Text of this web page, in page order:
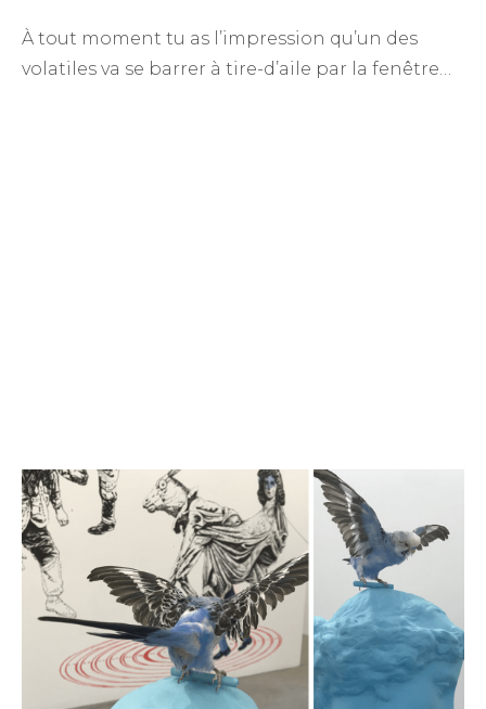
À tout moment tu as l’impression qu’un des
volatiles va se barrer à tire-d’aile par la fenêtre…